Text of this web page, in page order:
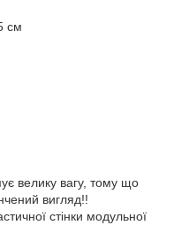
см
велику вагу, тому що
вигляд!!
стінки модульної